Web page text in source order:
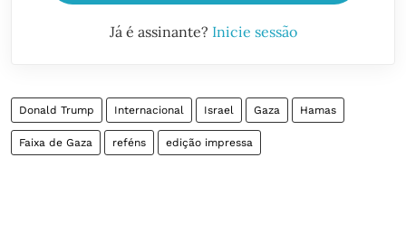
Já é assinante? Inicie sessão
Donald Trump Internacional Israel Gaza Hamas
Faixa de Gaza reféns edição impressa